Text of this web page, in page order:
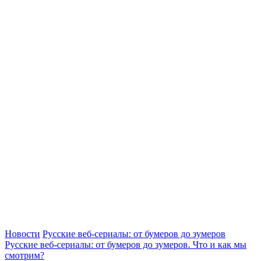
Новости Русские веб-сериалы: от бумеров до зумеров
Русские веб-сериалы: от бумеров до зумеров. Что и как мы
смотрим?